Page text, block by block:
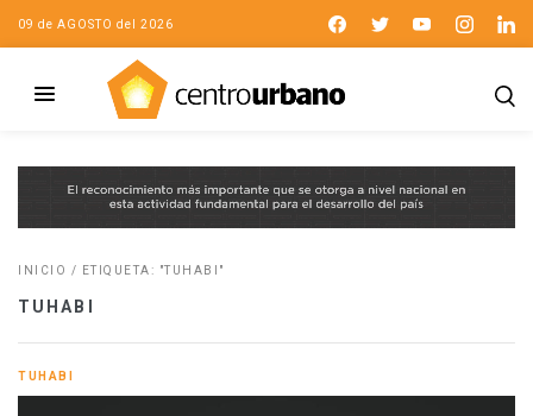
09 de AGOSTO del 2026
INICIO / ETIQUETA: "TUHABI"
TUHABI
TUHABI